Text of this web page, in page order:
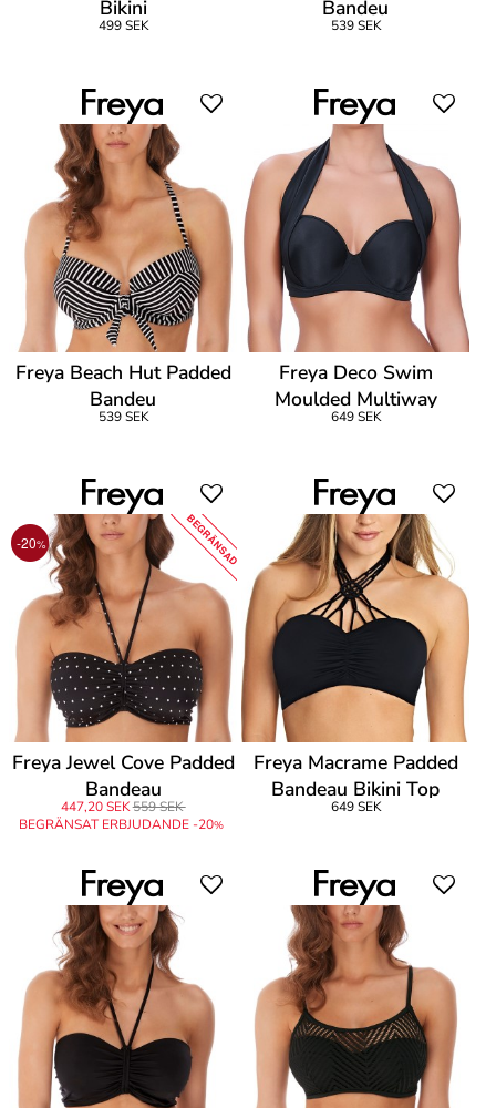
Bikini
499 SEK
Bandeu
539 SEK
Freya Beach Hut Padded
Bandeu
539 SEK
Freya Deco Swim
Moulded Multiway
Bandeau
649 SEK
-20% BEGRÄNSAD
Freya Jewel Cove Padded
Bandeau
447,20 SEK559 SEK
BEGRÄNSAT ERBJUDANDE -20%
Freya Macrame Padded
Bandeau Bikini Top
649 SEK